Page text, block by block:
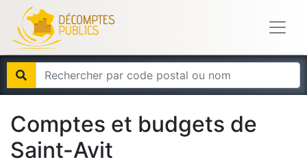
Comptes et budgets de
Saint-Avit